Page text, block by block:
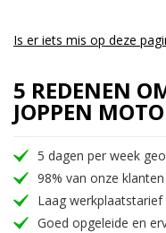
Is er iets mis op deze
5 REDENEN
JOPPEN
5 dagen per week
98% van onze
Laag
Goed opgeleide en